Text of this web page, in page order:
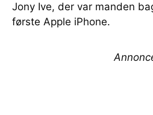
Jony Ive, der var manden
første Apple iPhone.